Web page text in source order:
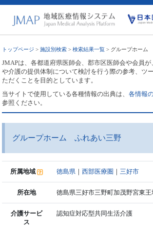
トップページ >施設別検索 >検索結果一覧 > グループホーム
JMAPは、各都道府県医師会、郡市区医師会や会員
や介護の提供体制について検討を行う際の参考、ツ
ただくことを目的としています。
当サイトで使用している各種情報の出典は、各情報
参照ください。
グループホーム ふれあい三野
所属地域 徳島県 ｜西部医療圏 ｜ 三好市
所在地 徳島県三好市三野町加茂野宮東王
介護サービ
ス
認知症対応型共同生活介護